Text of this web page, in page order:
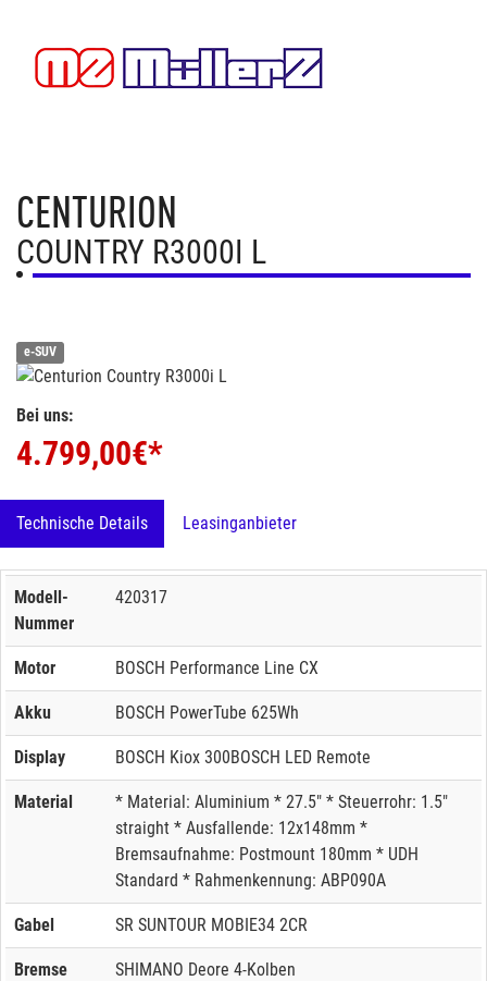
CENTURION
COUNTRY R3000I L
e-SUV
Bei uns:
4.799,00€*
Technische Details Leasinganbieter
Modell-
Nummer
420317
Motor BOSCH Performance Line CX
Akku BOSCH PowerTube 625Wh
Display BOSCH Kiox 300BOSCH LED Remote
Material
* Material: Aluminium * 27.5" * Steuerrohr: 1.5"
straight * Ausfallende: 12x148mm *
Bremsaufnahme: Postmount 180mm * UDH
Standard * Rahmenkennung: ABP090A
Gabel SR SUNTOUR MOBIE34 2CR
Bremse SHIMANO Deore 4-Kolben